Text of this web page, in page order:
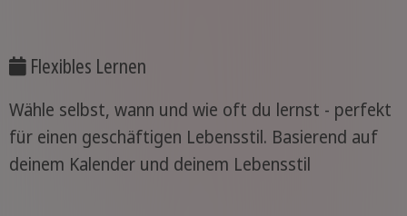
Flexibles Lernen
Wähle selbst, wann und wie oft du lernst - perfekt
für einen geschäftigen Lebensstil. Basierend auf
deinem Kalender und deinem Lebensstil